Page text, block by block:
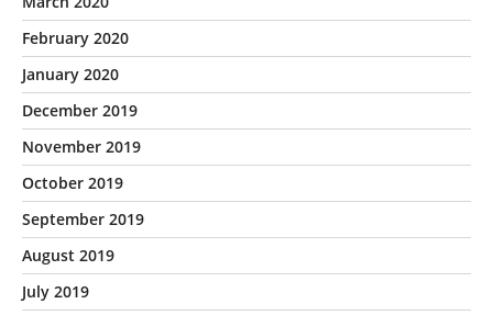
February 2020
January 2020
December 2019
November 2019
October 2019
September 2019
August 2019
July 2019